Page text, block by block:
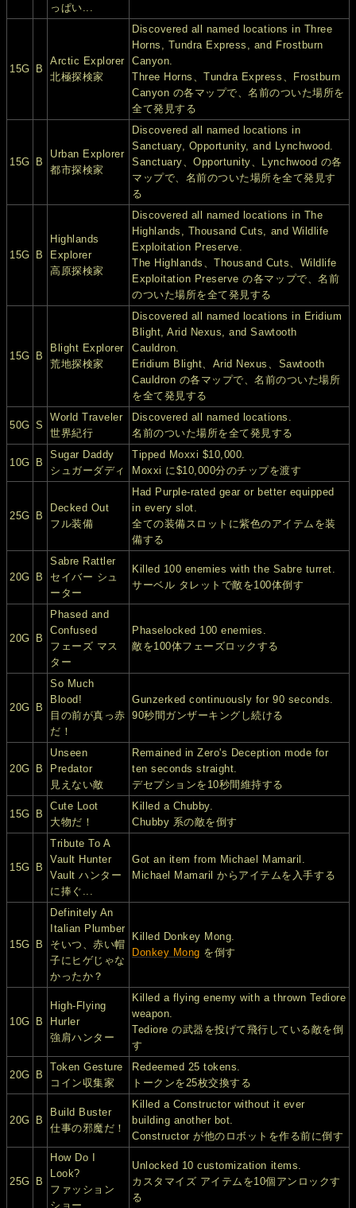
っぱい...
15G B
Arctic Explorer
北極探検家
Discovered all named locations in Three
Horns, Tundra Express, and Frostburn
Canyon.
Three Horns、Tundra Express、Frostburn
Canyon の各マップで、名前のついた場所を
全て発見する
15G B
Urban Explorer
都市探検家
Discovered all named locations in
Sanctuary, Opportunity, and Lynchwood.
Sanctuary、Opportunity、Lynchwood の各
マップで、名前のついた場所を全て発見す
る
15G B
Highlands
Explorer
高原探検家
Discovered all named locations in The
Highlands, Thousand Cuts, and Wildlife
Exploitation Preserve.
The Highlands、Thousand Cuts、Wildlife
Exploitation Preserve の各マップで、名前
のついた場所を全て発見する
15G B
Blight Explorer
荒地探検家
Discovered all named locations in Eridium
Blight, Arid Nexus, and Sawtooth
Cauldron.
Eridium Blight、Arid Nexus、Sawtooth
Cauldron の各マップで、名前のついた場所
を全て発見する
50G S
World Traveler
世界紀行
Discovered all named locations.
名前のついた場所を全て発見する
10G B
Sugar Daddy
シュガーダディ
Tipped Moxxi $10,000.
Moxxi に$10,000分のチップを渡す
25G B
Decked Out
フル装備
Had Purple-rated gear or better equipped
in every slot.
全ての装備スロットに紫色のアイテムを装
備する
20G B
Sabre Rattler
セイバー シュ
ーター
Killed 100 enemies with the Sabre turret.
サーベル タレットで敵を100体倒す
20G B
Phased and
Confused
フェーズ マス
ター
Phaselocked 100 enemies.
敵を100体フェーズロックする
20G B
So Much
Blood!
目の前が真っ赤
だ！
Gunzerked continuously for 90 seconds.
90秒間ガンザーキングし続ける
20G B
Unseen
Predator
見えない敵
Remained in Zero's Deception mode for
ten seconds straight.
デセプションを10秒間維持する
15G B
Cute Loot
大物だ！
Killed a Chubby.
Chubby 系の敵を倒す
15G B
Tribute To A
Vault Hunter
Vault ハンター
に捧ぐ...
Got an item from Michael Mamaril.
Michael Mamaril からアイテムを入手する
15G B
Definitely An
Italian Plumber
そいつ、赤い帽
子にヒゲじゃな
かったか？
Killed Donkey Mong.
Donkey Mong を倒す
10G B
High-Flying
Hurler
強肩ハンター
Killed a flying enemy with a thrown Tediore
weapon.
Tediore の武器を投げて飛行している敵を倒
す
20G B
Token Gesture
コイン収集家
Redeemed 25 tokens.
トークンを25枚交換する
20G B
Build Buster
仕事の邪魔だ！
Killed a Constructor without it ever
building another bot.
Constructor が他のロボットを作る前に倒す
25G B
How Do I
Look?
ファッション
ショー
Unlocked 10 customization items.
カスタマイズ アイテムを10個アンロックす
る